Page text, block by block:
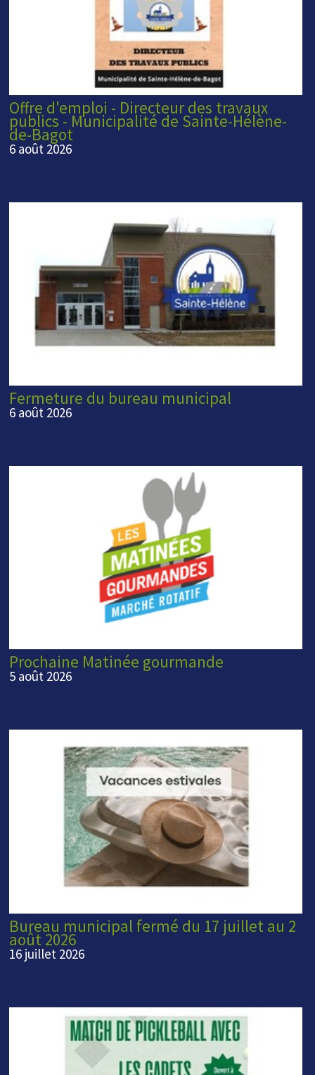
Offre d'emploi - Directeur des travaux
publics - Municipalité de Sainte-Hélène-
de-Bagot
6 août 2026
Fermeture du bureau municipal
6 août 2026
Prochaine Matinée gourmande
5 août 2026
Bureau municipal fermé du 17 juillet au 2
août 2026
16 juillet 2026